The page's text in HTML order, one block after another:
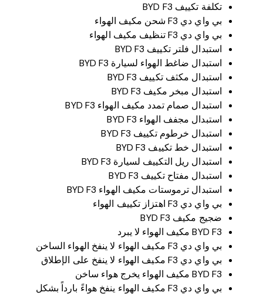
تكلفة تكييف BYD F3
بي واي دي F3 شحن مكيف الهواء
بي واي دي F3 تنظيف مكيف الهواء
استبدال فلتر تكييف BYD F3
استبدال ضاغط الهواء لسيارة BYD F3
استبدال مكثف تكييف BYD F3
استبدال مبخر مكيف BYD F3
استبدال صمام تمدد مكيف الهواء BYD F3
استبدال مجفف الهواء BYD F3
استبدال خرطوم تكييف BYD F3
استبدال خط تكييف BYD F3
استبدال ريل التكييف لسيارة BYD F3
استبدال مفتاح تكييف BYD F3
استبدال ترموستات مكيف الهواء BYD F3
بي واي دي F3 اهتزاز تكييف الهواء
ضجيج مكيف BYD F3
BYD F3 مكيف الهواء لا يبرد
بي واي دي F3 مكيف الهواء لا ينفخ الهواء الساخن
بي واي دي F3 مكيف الهواء لا ينفخ على الإطلاق
BYD F3 مكيف الهواء يخرج هواء ساخن
بي واي دي F3 مكيف الهواء ينفخ هواءً بارداً بشكل